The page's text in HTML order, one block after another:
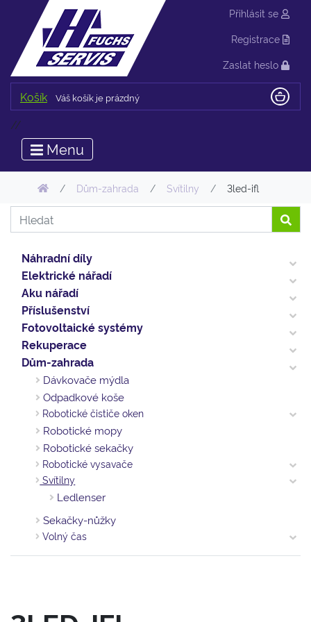
Přihlásit se
Registrace
Zaslat heslo
Košík Váš košík je prázdný
//
Menu
Dům-zahrada Svítilny 3led-ifl
Náhradní díly
Elektrické nářadí
Aku nářadí
Příslušenství
Fotovoltaické systémy
Rekuperace
Dům-zahrada
Dávkovače mýdla
Odpadkové koše
Robotické čističe oken
Robotické mopy
Robotické sekačky
Robotické vysavače
Svítilny
Ledlenser
Sekačky-nůžky
Volný čas